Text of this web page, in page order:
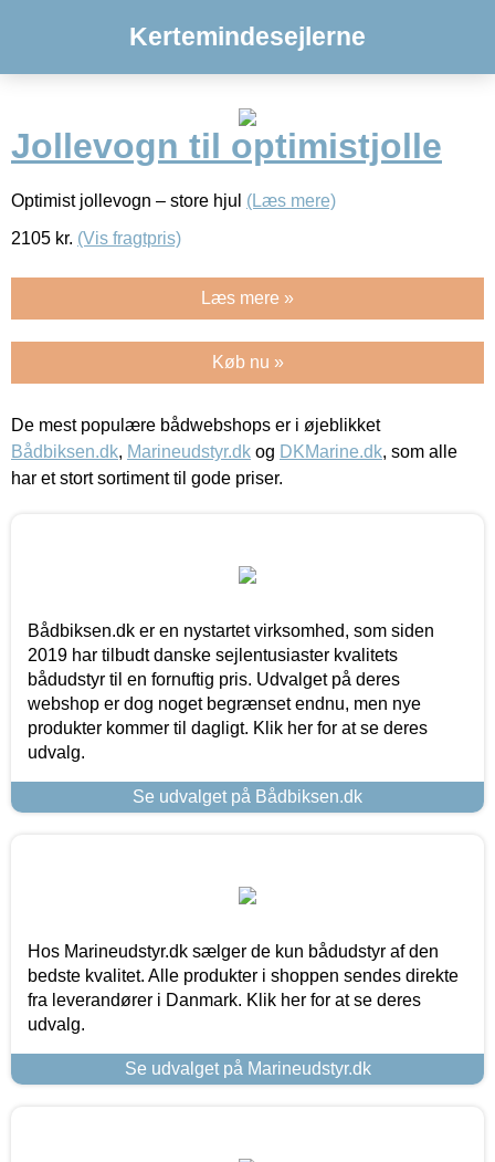
Kertemindesejlerne
Jollevogn til optimistjolle
Optimist jollevogn – store hjul (Læs mere)
2105 kr. (Vis fragtpris)
Læs mere »
Køb nu »
De mest populære bådwebshops er i øjeblikket
Bådbiksen.dk, Marineudstyr.dk og DKMarine.dk, som alle
har et stort sortiment til gode priser.
Bådbiksen.dk er en nystartet virksomhed, som siden
2019 har tilbudt danske sejlentusiaster kvalitets
bådudstyr til en fornuftig pris. Udvalget på deres
webshop er dog noget begrænset endnu, men nye
produkter kommer til dagligt. Klik her for at se deres
udvalg.
Se udvalget på Bådbiksen.dk
Hos Marineudstyr.dk sælger de kun bådudstyr af den
bedste kvalitet. Alle produkter i shoppen sendes direkte
fra leverandører i Danmark. Klik her for at se deres
udvalg.
Se udvalget på Marineudstyr.dk